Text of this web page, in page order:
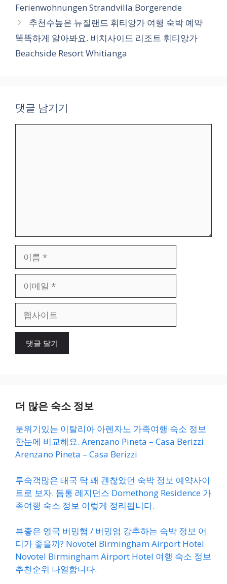
Ferienwohnungen Strandvilla Borgerende
추천수높은 뉴질랜드 휘티앙가 여행 숙박 예약
똑똑하게 알아봐요. 비치사이드 리조트 휘티앙가
Beachside Resort Whitianga
댓글 남기기
일
이
더 많은 숙소 정보
분위기있는 이탈리아 아렌자노 가족여행 숙소 정보
한눈에 비교해요. Arenzano Pineta – Casa Berizzi
Arenzano Pineta – Casa Berizzi
투숙객많은 태국 탁 꽤 괜찮았던 숙박 정보 예약사이
트로 보자. 돔통 레지던스 Domethong Residence 가
족여행 숙소 정보 이렇게 정리됩니다.
뷰좋은 영국 버밍햄 / 버밍엄 강추하는 숙박 정보 어
디가 좋을까? Novotel Birmingham Airport Hotel
Novotel Birmingham Airport Hotel 여행 숙소 정보
추천순위 나열합니다.